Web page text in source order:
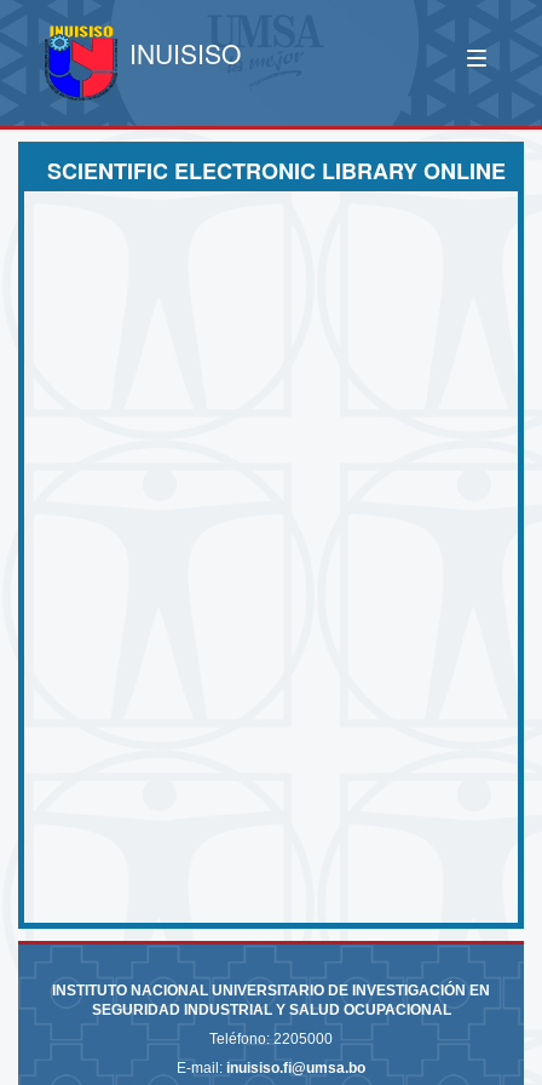
INUISISO
SCIENTIFIC ELECTRONIC LIBRARY ONLINE
INSTITUTO NACIONAL UNIVERSITARIO DE INVESTIGACIÓN EN
SEGURIDAD INDUSTRIAL Y SALUD OCUPACIONAL
Teléfono: 2205000
E-mail: inuisiso.fi@umsa.bo